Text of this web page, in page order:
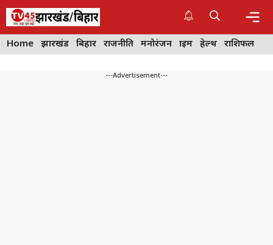
Skip
content
Home झारखंड बिहार राजनीति मनोरंजन क्राइम हेल्थ राशिफल
---Advertisement---